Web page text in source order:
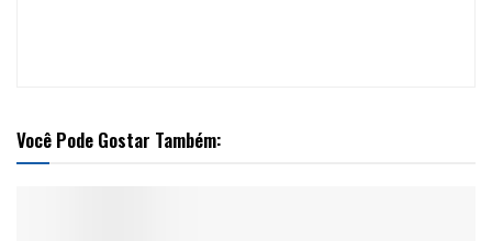
Você Pode Gostar Também: